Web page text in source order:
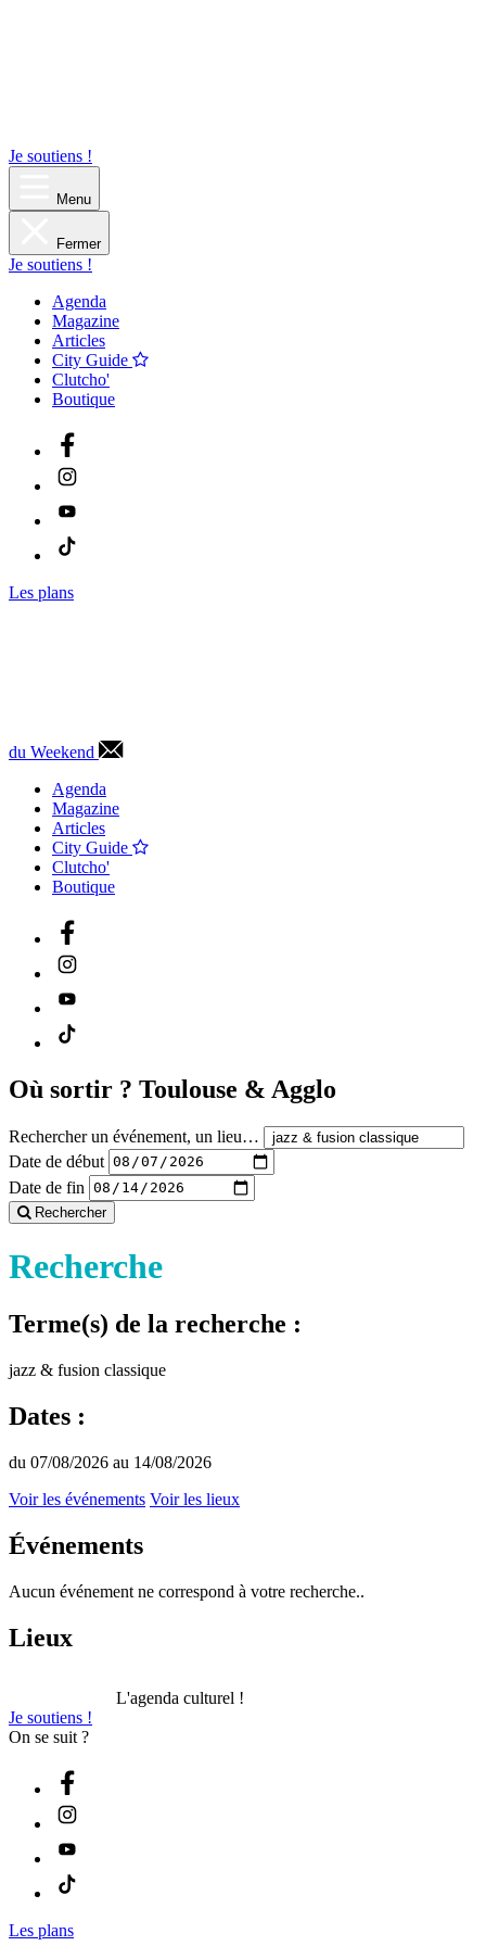
Je soutiens !
Menu
Fermer
Je soutiens !
Agenda
Magazine
Articles
City Guide
Clutcho'
Boutique
Les plans
du Weekend
Agenda
Magazine
Articles
City Guide
Clutcho'
Boutique
Où sortir ? Toulouse & Agglo
Rechercher un événement, un lieu…
Date de début
Date de fin
Rechercher
Recherche
Terme(s) de la recherche :
jazz & fusion classique
Dates :
du 07/08/2026 au 14/08/2026
Voir les événements Voir les lieux
Événements
Aucun événement ne correspond à votre recherche..
Lieux
L'agenda culturel !
Je soutiens !
On se suit ?
Les plans